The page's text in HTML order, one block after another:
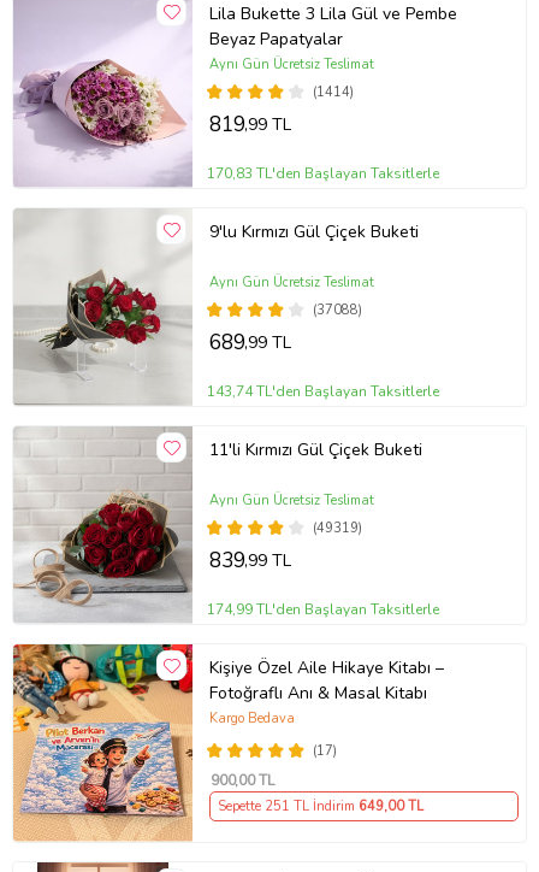
Lila Bukette 3 Lila Gül ve Pembe
Beyaz Papatyalar
(1414)
Aynı Gün Ücretsiz Teslimat
819,99 TL
170,83 TL'den Başlayan Taksitlerle
9'lu Kırmızı Gül Çiçek Buketi
(37088)
Aynı Gün Ücretsiz Teslimat
689,99 TL
143,74 TL'den Başlayan Taksitlerle
11'li Kırmızı Gül Çiçek Buketi
(49319)
Aynı Gün Ücretsiz Teslimat
839,99 TL
174,99 TL'den Başlayan Taksitlerle
Kişiye Özel Aile Hikaye Kitabı –
Fotoğraflı Anı & Masal Kitabı
(17)
Kargo Bedava
900,00 TL
Sepette 251 TL İndirim 649,00 TL